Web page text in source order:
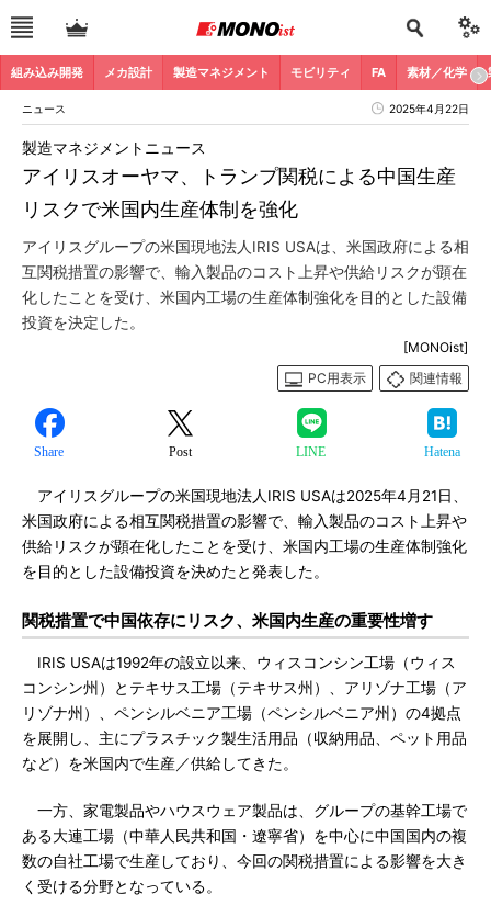
組み込み開発 メカ設計 製造マネジメント モビリティ FA 素材／化学
ニュース 2025年4月22日
アイリスオーヤマ、トランプ関税による中国生産
リスクで米国内生産体制を強化
製造マネジメントニュース
アイリスグループの米国現地法人IRIS USAは、米国政府による相
互関税措置の影響で、輸入製品のコスト上昇や供給リスクが顕在
化したことを受け、米国内工場の生産体制強化を目的とした設備
投資を決定した。
[MONOist]
PC用表示
関連情報
Share Post LINE Hatena
アイリスグループの米国現地法人IRIS USAは2025年4月21日、
米国政府による相互関税措置の影響で、輸入製品のコスト上昇や
供給リスクが顕在化したことを受け、米国内工場の生産体制強化
を目的とした設備投資を決めたと発表した。
関税措置で中国依存にリスク、米国内生産の重要性増す
IRIS USAは1992年の設立以来、ウィスコンシン工場（ウィス
コンシン州）とテキサス工場（テキサス州）、アリゾナ工場（ア
リゾナ州）、ペンシルベニア工場（ペンシルベニア州）の4拠点
を展開し、主にプラスチック製生活用品（収納用品、ペット用品
など）を米国内で生産／供給してきた。
一方、家電製品やハウスウェア製品は、グループの基幹工場で
ある大連工場（中華人民共和国・遼寧省）を中心に中国国内の複
数の自社工場で生産しており、今回の関税措置による影響を大き
く受ける分野となっている。